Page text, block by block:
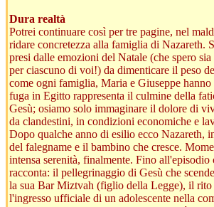
Dura realtà
Potrei continuare così per tre pagine, nel
ridare concretezza alla famiglia di Nazareth.
presi dalle emozioni del Natale (che spero
per ciascuno di voi!) da dimenticare il peso
come ogni famiglia, Maria e Giuseppe
fuga in Egitto rappresenta il culmine della
Gesù; osiamo solo immaginare il dolore di
da clandestini, in condizioni economiche e
Dopo qualche anno di esilio ecco Nazareth,
del falegname e il bambino che cresce.
intensa serenità, finalmente. Fino
racconta: il pellegrinaggio di Gesù che
la sua Bar Miztvah (figlio della Legge), il rito
l'ingresso ufficiale di un adolescente nella